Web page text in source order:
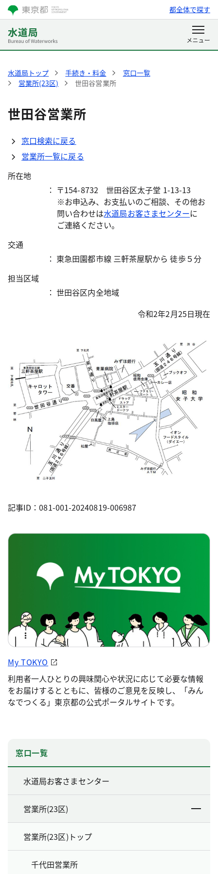
都全体で探す
水道局トップ 手続き・料金
窓口一覧
営業所(23区)
世田谷営業所
世田谷営業所
窓口検索に戻る
営業所一覧に戻る
所在地
： 〒154-8732 世田谷区太子堂 1-13-13
※お申込み、お支払いのご相談、その他お
問い合わせは水道局お客さまセンターに
ご連絡ください。
交通
： 東急田園都市線 三軒茶屋駅から 徒歩５分
担当区域
： 世田谷区内全地域
令和2年2月25日現在
記事ID：081-001-20240819-006987
My TOKYO
利用者一人ひとりの興味関心や状況に応じて必要な情報
をお届けするとともに、皆様のご意見を反映し、「みん
なでつくる」東京都の公式ポータルサイトです。
窓口一覧
水道局お客さまセンター
営業所(23区)
営業所(23区)トップ
千代田営業所